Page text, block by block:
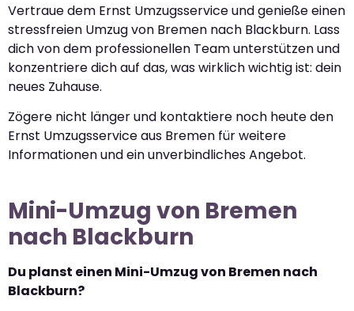
Vertraue dem Ernst Umzugsservice und genieße einen
stressfreien Umzug von Bremen nach Blackburn. Lass
dich von dem professionellen Team unterstützen und
konzentriere dich auf das, was wirklich wichtig ist: dein
neues Zuhause.
Zögere nicht länger und kontaktiere noch heute den
Ernst Umzugsservice aus Bremen für weitere
Informationen und ein unverbindliches Angebot.
Mini-Umzug von Bremen
nach Blackburn
Du planst einen Mini-Umzug von Bremen nach
Blackburn?